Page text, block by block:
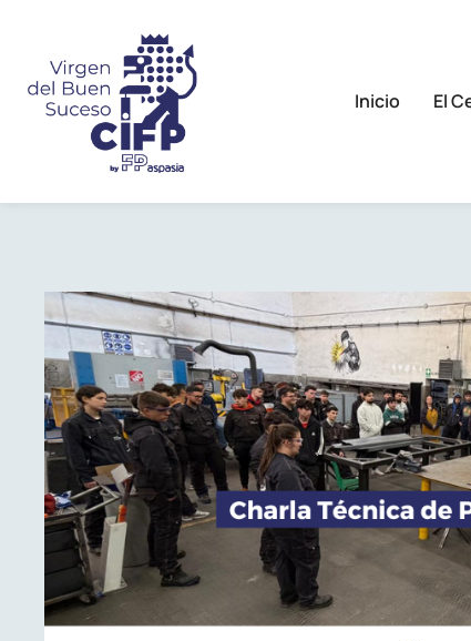
Inicio El